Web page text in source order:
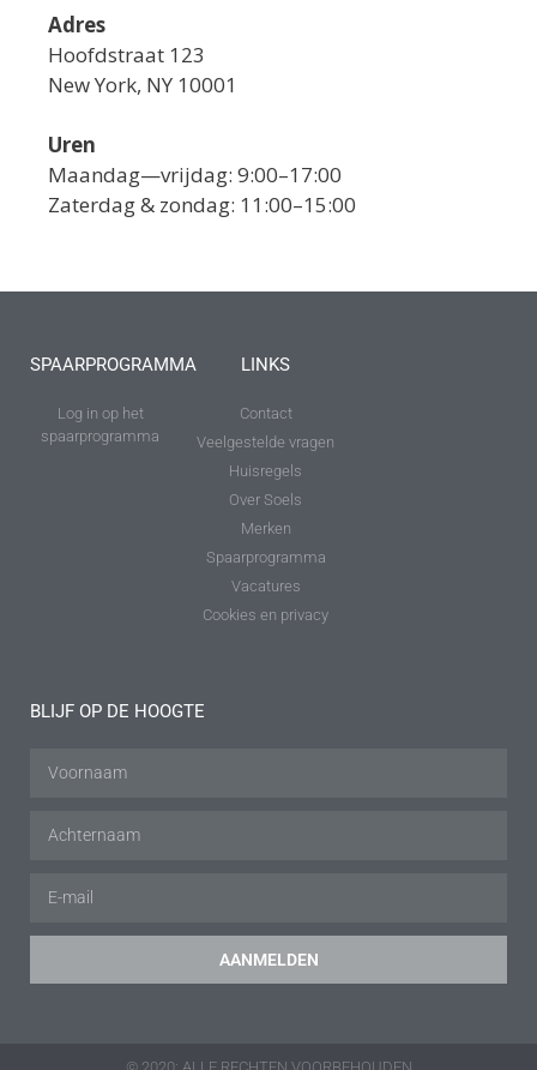
Adres
Hoofdstraat 123
New York, NY 10001
Uren
Maandag—vrijdag: 9:00–17:00
Zaterdag & zondag: 11:00–15:00
SPAARPROGRAMMA
Log in op het
spaarprogramma
LINKS
Contact
Veelgestelde vragen
Huisregels
Over Soels
Merken
Spaarprogramma
Vacatures
Cookies en privacy
BLIJF OP DE HOOGTE
AANMELDEN